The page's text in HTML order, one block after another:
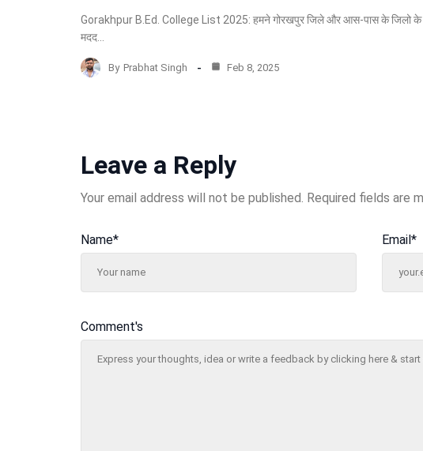
Gorakhpur B.Ed. College List 2025: हमने गोरखपुर जिले और आस-पास के जिलो के
मदद…
By Prabhat Singh Feb 8, 2025
Leave a Reply
Your email address will not be published. Required fields are
Comment's
Name* Email *